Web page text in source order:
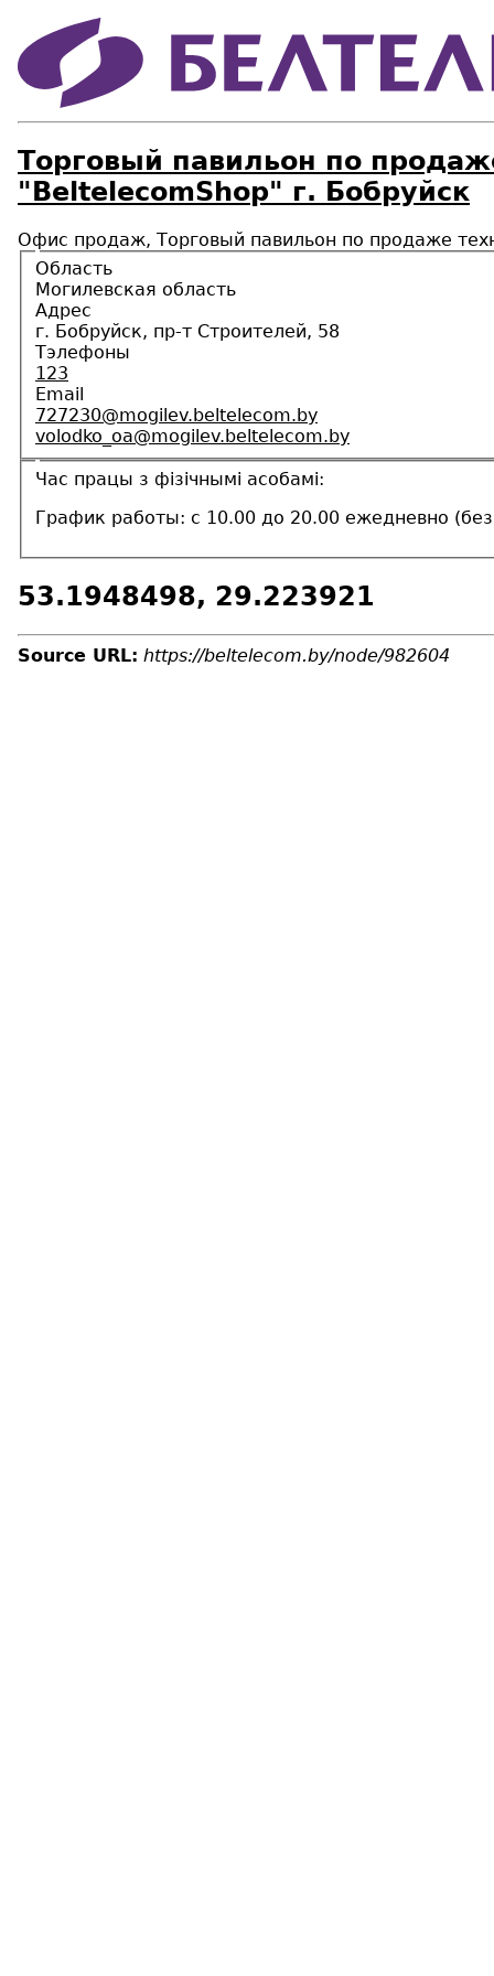
Торговый павильон по
"BeltelecomShop" г. Бобруйск
Офис продаж, Торговый павильон по продаже
Область
Могилевская область
Адрес
г. Бобруйск, пр-т Строителей, 58
Тэлефоны
123
Email
727230@mogilev.beltelecom.by
volodko_oa@mogilev.beltelecom.by
Час працы з фізічнымі асобамі:
График работы: с 10.00 до 20.00 ежедневно
53.1948498, 29.223921
Source URL: https://beltelecom.by/node/982604